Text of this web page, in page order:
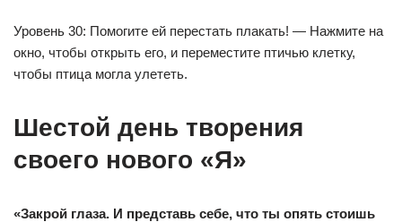
Уровень 30: Помогите ей перестать плакать! — Нажмите на
окно, чтобы открыть его, и переместите птичью клетку,
чтобы птица могла улететь.
Шестой день творения
своего нового «Я»
«Закрой глаза. И представь себе, что ты опять стоишь